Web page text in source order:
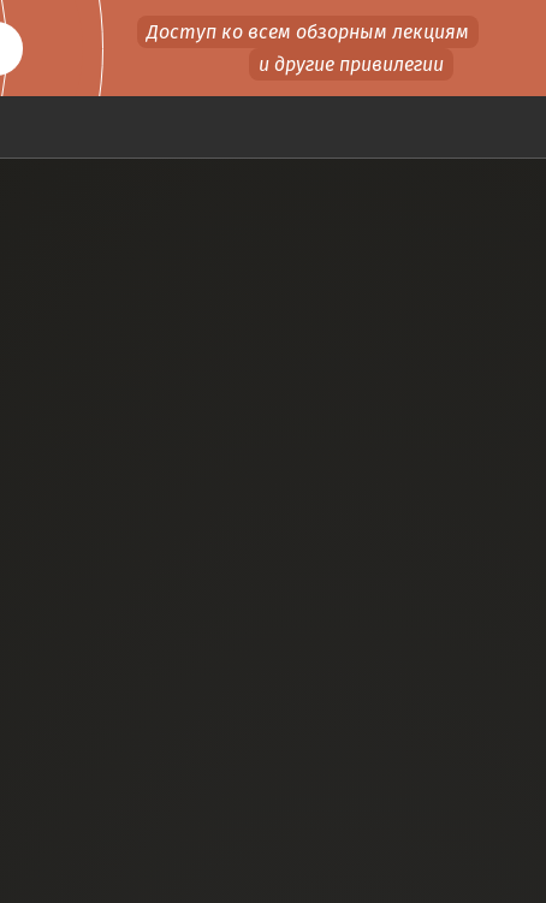
Доступ ко всем обзорным лекциям
и другие привилегии